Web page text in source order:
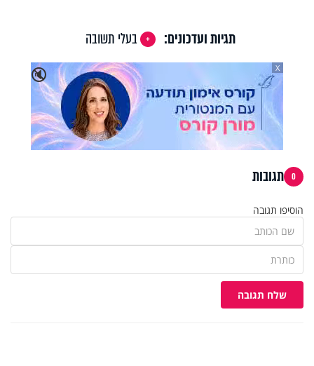
תגיות ועדכונים:
בעלי תשובה
🔇
X
0 תגובות
הוסיפו תגובה
שלח תגובה